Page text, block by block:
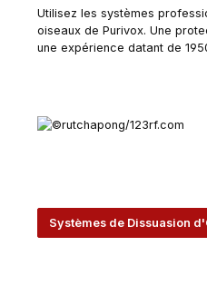
Utilisez les systèmes
oiseaux de Purivox. Une
une expérience datant de
Systèmes de Dissuasion